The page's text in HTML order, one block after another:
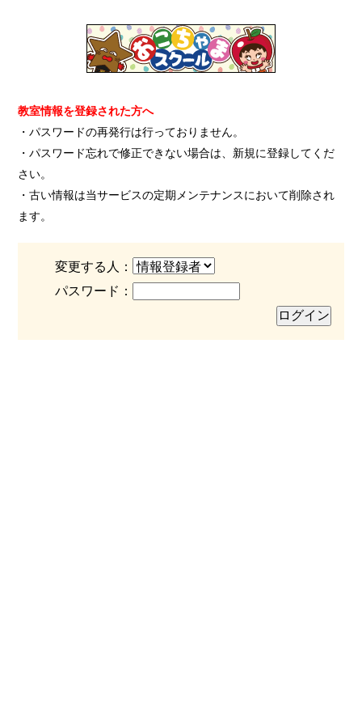
教室情報を登録された方へ
・パスワードの再発行は行っておりません。
・パスワード忘れで修正できない場合は、新規に登録してくだ
さい。
・古い情報は当サービスの定期メンテナンスにおいて削除され
ます。
変更する人：
パスワード：